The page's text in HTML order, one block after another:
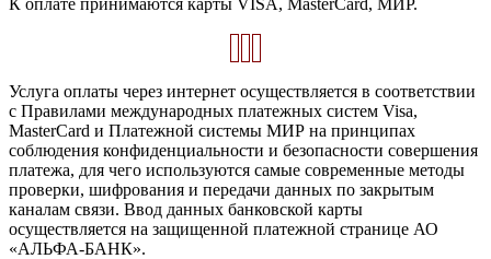
К оплате принимаются карты VISA, MasterCard, МИР.
Услуга оплаты через интернет осуществляется в соответствии
с Правилами международных платежных систем Visa,
MasterCard и Платежной системы МИР на принципах
соблюдения конфиденциальности и безопасности совершения
платежа, для чего используются самые современные методы
проверки, шифрования и передачи данных по закрытым
каналам связи. Ввод данных банковской карты
осуществляется на защищенной платежной странице АО
«АЛЬФА-БАНК».